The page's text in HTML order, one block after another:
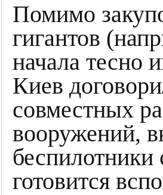
Помимо
гигантов
начала тесно
Киев
совместных
вооружений,
готовится